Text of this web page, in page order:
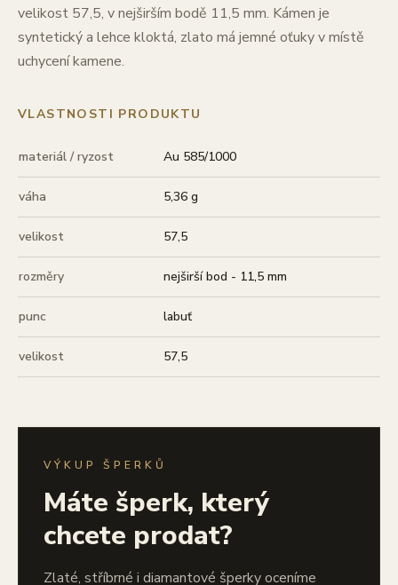
velikost 57,5, v nejširším bodě 11,5 mm. Kámen je
syntetický a lehce kloktá, zlato má jemné oťuky v místě
uchycení kamene.
VLASTNOSTI PRODUKTU
materiál / ryzost Au 585/1000
váha 5,36 g
velikost 57,5
rozměry nejširší bod - 11,5 mm
punc labuť
velikost 57,5
VÝKUP ŠPERKŮ
Máte šperk, který
chcete prodat?
Zlaté, stříbrné i diamantové šperky oceníme